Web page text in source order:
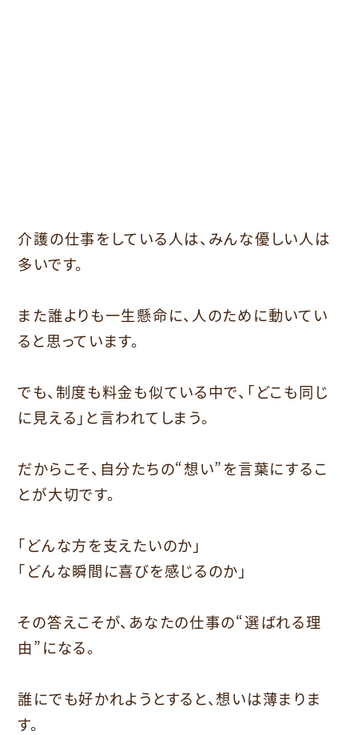
介護の仕事をしている人は、みんな優しい人は
多いです。
また誰よりも一生懸命に、人のために動いてい
ると思っています。
でも、制度も料金も似ている中で、「どこも同じ
に見える」と言われてしまう。
だからこそ、自分たちの“想い”を言葉にするこ
とが大切です。
「どんな方を支えたいのか」
「どんな瞬間に喜びを感じるのか」
その答えこそが、あなたの仕事の“選ばれる理
由”になる。
誰にでも好かれようとすると、想いは薄まりま
す。